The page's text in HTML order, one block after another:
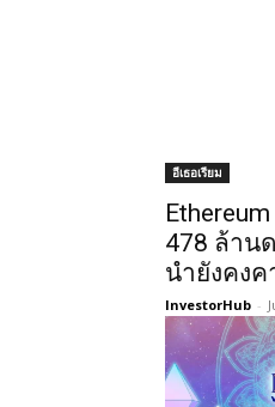
อีเธอเรียม
478 ล้าน
นำยังคง
InvestorHub -